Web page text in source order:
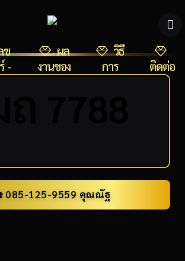
ข
-
ผล
งานของ
วิธี
การ
ติดต่อ
เรา
085-125-9559 คุณณัฐ